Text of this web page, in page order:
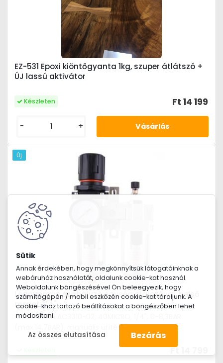
Annak érdekében, hogy megkönnyítsük látogatóinknak a
webáruház használatát, oldalunk cookie-kat használ.
Weboldalunk böngészésével Ön beleegyezik, hogy
számítógépén / mobil eszközén cookie-kat tároljunk. A
cookie-khoz tartozó beállításokat a böngészőben lehet
módosítani.
Az összes elutasítása Bezárás
EZ-531 Epoxi kiöntőgyanta 1kg, szuper átlátszó +
ÚJ lassú aktivátor
Ft 14 199
Készleten
- +
Légnyomás szabályzó egység olajozóval, belső
menet:1/4"
KOLORTECH AC3010-02, 40MICRO, 1/4", 0-8,3BAR
(max.14,7BAR), manuális ürítés, manuális kenés
Ft 14 799
Új